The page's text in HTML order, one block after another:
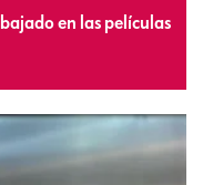
en las películas